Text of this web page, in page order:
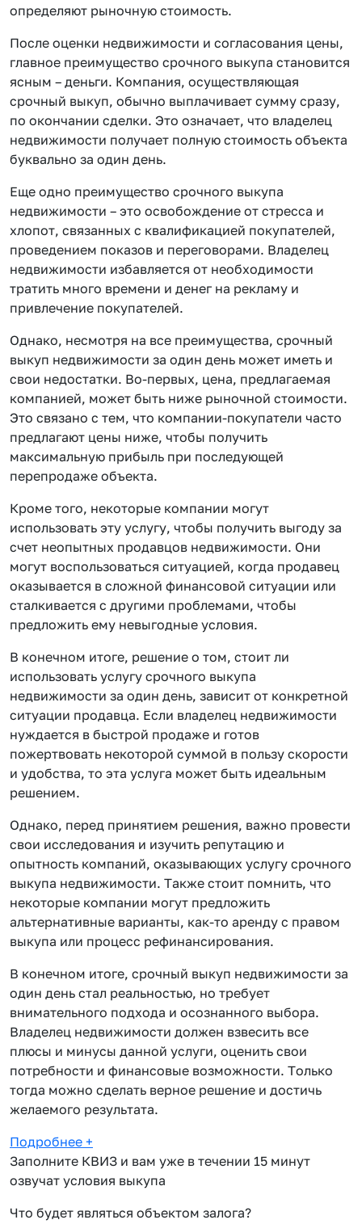
определяют рыночную стоимость.
После оценки недвижимости и согласования цены,
главное преимущество срочного выкупа становится
ясным – деньги. Компания, осуществляющая
срочный выкуп, обычно выплачивает сумму сразу,
по окончании сделки. Это означает, что владелец
недвижимости получает полную стоимость объекта
буквально за один день.
Еще одно преимущество срочного выкупа
недвижимости – это освобождение от стресса и
хлопот, связанных с квалификацией покупателей,
проведением показов и переговорами. Владелец
недвижимости избавляется от необходимости
тратить много времени и денег на рекламу и
привлечение покупателей.
Однако, несмотря на все преимущества, срочный
выкуп недвижимости за один день может иметь и
свои недостатки. Во-первых, цена, предлагаемая
компанией, может быть ниже рыночной стоимости.
Это связано с тем, что компании-покупатели часто
предлагают цены ниже, чтобы получить
максимальную прибыль при последующей
перепродаже объекта.
Кроме того, некоторые компании могут
использовать эту услугу, чтобы получить выгоду за
счет неопытных продавцов недвижимости. Они
могут воспользоваться ситуацией, когда продавец
оказывается в сложной финансовой ситуации или
сталкивается с другими проблемами, чтобы
предложить ему невыгодные условия.
В конечном итоге, решение о том, стоит ли
использовать услугу срочного выкупа
недвижимости за один день, зависит от конкретной
ситуации продавца. Если владелец недвижимости
нуждается в быстрой продаже и готов
пожертвовать некоторой суммой в пользу скорости
и удобства, то эта услуга может быть идеальным
решением.
Однако, перед принятием решения, важно провести
свои исследования и изучить репутацию и
опытность компаний, оказывающих услугу срочного
выкупа недвижимости. Также стоит помнить, что
некоторые компании могут предложить
альтернативные варианты, как-то аренду с правом
выкупа или процесс рефинансирования.
В конечном итоге, срочный выкуп недвижимости за
один день стал реальностью, но требует
внимательного подхода и осознанного выбора.
Владелец недвижимости должен взвесить все
плюсы и минусы данной услуги, оценить свои
потребности и финансовые возможности. Только
тогда можно сделать верное решение и достичь
желаемого результата.
Подробнее +
Заполните КВИЗ и вам уже в течении 15 минут
озвучат условия выкупа
Что будет являться объектом залога?